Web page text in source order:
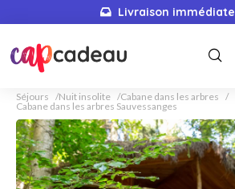
Livraison immédiate
Séjours Nuit insolite
Cabane dans les arbres
Cabane dans les arbres Sauvessanges